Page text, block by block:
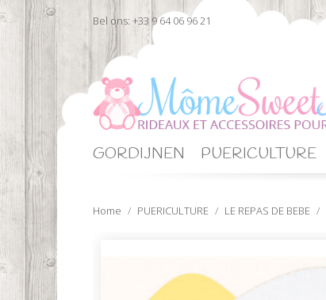
Bel ons: +33 9 64 06 96 21
GORDIJNEN PUERICULTURE
Home PUERICULTURE LE REPAS DE BEBE